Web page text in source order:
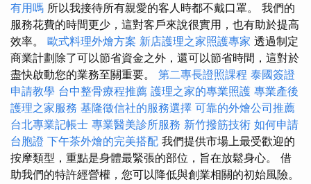
有用嗎 所以我接待所有親愛的客人時都不戴口罩。 我們的
服務花費的時間更少，這對客戶來說很實用，也有助於提高
效率。 歐式料理外燴方案 新店護理之家照護專家 透過制定
商業計劃除了可以節省資金之外，還可以節省時間，這對於
盡快啟動您的業務至關重要。 第二專長證照課程 泰國簽證
申請教學 台中整骨療程推薦 護理之家的專業照護 專業產後
護理之家服務 基隆徵信社的服務選擇 可靠的外燴公司推薦
台北專業記帳士 專業醫美診所服務 新竹撥筋技術 如何申請
台胞證 下午茶外燴的完美搭配 我們提供市場上最受歡迎的
按摩類型，重點是身體最緊張的部位，旨在放鬆身心。 借
助我們的特許經營權，您可以降低與創業相關的初始風險。